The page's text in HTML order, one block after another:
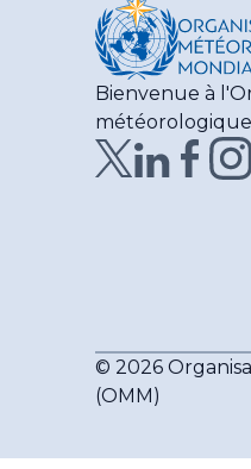
Bienvenue à
© 2026
(OMM)